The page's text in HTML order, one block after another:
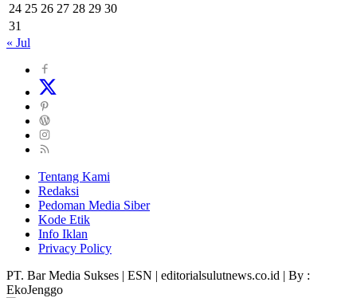
24 25 26 27 28 29 30
31
« Jul
Tentang Kami
Redaksi
Pedoman Media Siber
Kode Etik
Info Iklan
Privacy Policy
PT. Bar Media Sukses | ESN | editorialsulutnews.co.id | By :
EkoJenggo